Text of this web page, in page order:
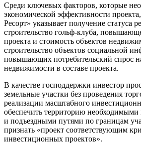
Среди ключевых факторов, которые
экономической эффективности
Ресорт» указывает получение статуса
строительство гольф-клуба,
проекта и стоимость объектов
строительство объектов социальной
повышающих потребительский спрос
недвижимости в составе проекта.
В качестве господдержки инвестор
земельные участки без проведения
реализации масштабного
обеспечить территорию
и подъездными путями по границам
признать «проект соответствующим
инвестиционных проектов».